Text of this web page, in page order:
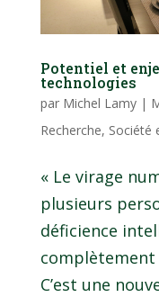
Potentiel et
technologies
par Michel Lamy|
Recherche, Société
« Le virage
plusieurs
déficience
complètement
C’est une